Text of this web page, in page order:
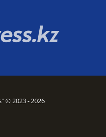
© 2023 - 2026